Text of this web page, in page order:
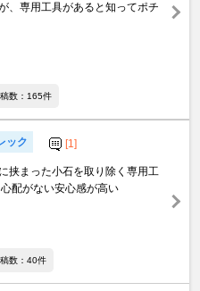
、専用工具があると知ってポチ
数：165件
ック [1]
挟まった小石を取り除く専用工
配がない安心感が高い
数：40件